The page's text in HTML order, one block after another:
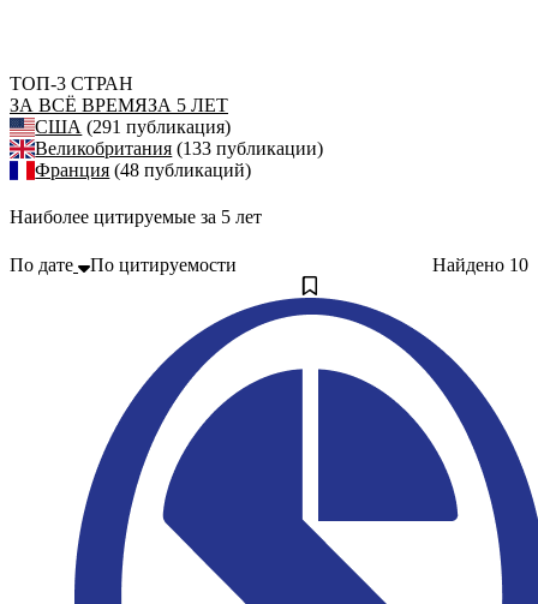
ТОП-3 СТРАН
ЗА ВСЁ ВРЕМЯЗА 5 ЛЕТ
США (291 публикация)
Великобритания (133 публикации)
Франция (48 публикаций)
Наиболее цитируемые за 5 лет
Найдено 10
По дате По цитируемости